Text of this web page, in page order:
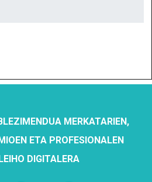
MERKATARIEN,
ETA PROFESIONALEN
DIGITALERA